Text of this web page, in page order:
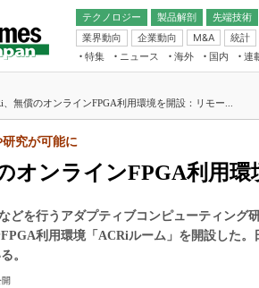
テクノロジー 製品解剖
先端技術
電池／エネルギー
アナログ
マイコン
業界動向
企業動向 M&A 統計
フィジカル
読者調査
IoT
エレクト
特集 ニュース 海外 国内
連
福田昭のデバイス通信
大山聡の業界スコープ
リタイア直前エンジニアの社会人大
学漂流記
電子ブックレット
、無償のオンラインFPGA利用環境を開設：リモー...
オンラインFPGA利用環
研究が可能に
どを行うアダプティブコンピューティング
利用環境「ACRiルーム」を開設した
。
開